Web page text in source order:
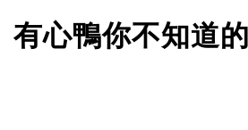
有心鴨你不知道